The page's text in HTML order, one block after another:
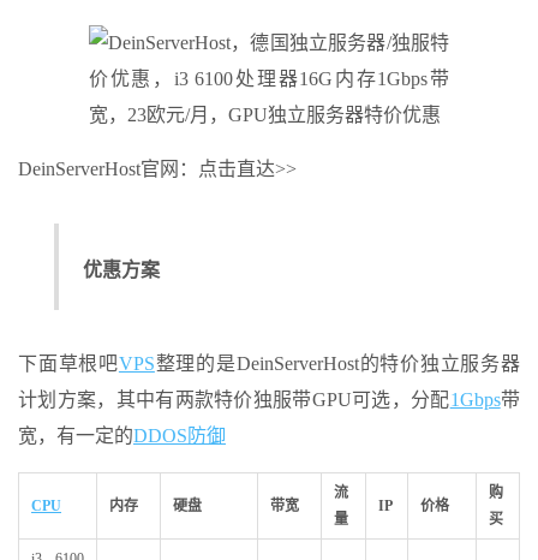
DeinServerHost官网：点击直达>>
优惠方案
下面草根吧VPS整理的是DeinServerHost的特价独立服务器
计划方案，其中有两款特价独服带GPU可选，分配1Gbps带
宽，有一定的DDOS防御
CPU 内存 硬盘 带宽
流
量
IP 价格
购
买